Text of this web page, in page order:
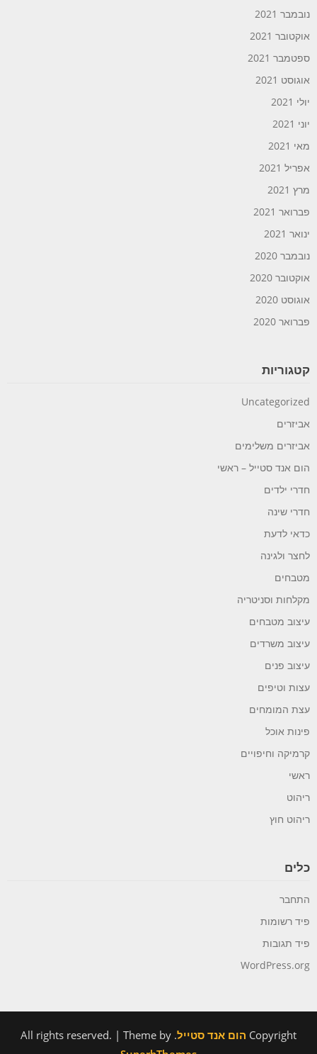
נובמבר 2021
אוקטובר 2021
ספטמבר 2021
אוגוסט 2021
יולי 2021
יוני 2021
מאי 2021
אפריל 2021
מרץ 2021
פברואר 2021
ינואר 2021
נובמבר 2020
אוקטובר 2020
אוגוסט 2020
פברואר 2020
קטגוריות
Uncategorized
אביזרים
אביזרים משלימים
הום אנד סטייל – ראשי
חדרי ילדים
חדרי שינה
כדאי לדעת
לחצר ולגינה
מטבחים
מקלחות וסניטריה
עיצוב מטבחים
עיצוב משרדים
עיצוב פנים
עצות וטיפים
עצת המומחים
פינות אוכל
קרמיקה וחיפויים
ראשי
ריהוט
ריהוט חוץ
כלים
התחבר
פיד רשומות
פיד תגובות
WordPress.org
Copyright הום אנד סטייל. All rights reserved.
| Theme by